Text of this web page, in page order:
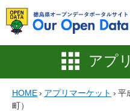
アプ
HOME› アプリマーケット › 平
町）